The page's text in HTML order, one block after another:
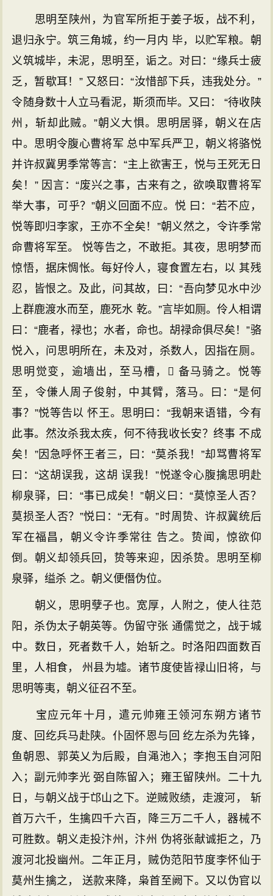
思明至陕州，为官军所拒于姜子坂，战不利，
退归永宁。筑三角城，约一月内 毕，以贮军粮。朝
义筑城毕，未泥，思明至，诟之。对曰：“缘兵士疲
乏，暂歇耳！” 又怒曰：“汝惜部下兵，违我处分。”
令随身数十人立马看泥，斯须而毕。又曰： “待收陕
州，斩却此贼。”朝义大惧。思明居驿，朝义在店
中。思明令腹心曹将军 总中军兵严卫，朝义将骆悦
并许叔冀男季常等言：“主上欲害王，悦与王死无日
矣！” 因言：“废兴之事，古来有之，欲唤取曹将军
举大事，可乎？”朝义回面不应。悦 曰：“若不应，
悦等即归李家，王亦不全矣！”朝义然之，令许季常
命曹将军至。 悦等告之，不敢拒。其夜，思明梦而
惊悟，据床惆怅。每好伶人，寝食置左右，以 其残
忍，皆恨之。及此，问其故，曰：“吾向梦见水中沙
上群鹿渡水而至，鹿死水 乾。”言毕如厕。伶人相谓
曰：“鹿者，禄也；水者，命也。胡禄命俱尽矣！”骆
悦入，问思明所在，未及对，杀数人，因指在厕。
思明觉变，逾墙出，至马槽， 备马骑之。悦等
至，令傔人周子俊射，中其臂，落马。曰：“是何
事？”悦等告以 怀王。思明曰：“我朝来语错，今有
此事。然汝杀我太疾，何不待我收长安？终事 不成
矣！”因急呼怀王者三，曰：“莫杀我！”却骂曹将军
曰：“这胡误我，这胡 误我！”悦遂令心腹擒思明赴
柳泉驿，曰：“事已成矣！”朝义曰：“莫惊圣人否？
莫损圣人否？”悦曰：“无有。”时周贽、许叔冀统后
军在福昌，朝义令许季常往 告之。贽闻，惊欲仰
倒。朝义却领兵回，贽等来迎，因杀贽。思明至柳
泉驿，缢杀 之。朝义便僭伪位。
朝义，思明孽子也。宽厚，人附之，使人往范
阳，杀伪太子朝英等。伪留守张 通儒觉之，战于城
中。数日，死者数千人，始斩之。时洛阳四面数百
里，人相食， 州县为墟。诸节度使皆禄山旧将，与
思明等夷，朝义征召不至。
宝应元年十月，遣元帅雍王领河东朔方诸节
度、回纥兵马赴陕。仆固怀恩与回 纥左杀为先锋，
鱼朝恩、郭英乂为后殿，自渑池入；李抱玉自河阳
入；副元帅李光 弼自陈留入；雍王留陕州。二十九
日，与朝义战于邙山之下。逆贼败绩，走渡河， 斩
首万六千，生擒四千六百，降三万二千人，器械不
可胜数。朝义走投汴州，汴州 伪将张献诚拒之，乃
渡河北投幽州。二年正月，贼伪范阳节度李怀仙于
莫州生擒之， 送款来降，枭首至阙下。又以伪官以